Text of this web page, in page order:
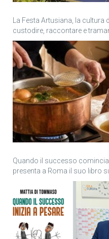
La Festa Artusiana, la
custodire, raccontare e
Quando il successo
presenta a Roma il suo libro